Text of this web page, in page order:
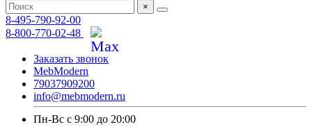
×
8-495-790-92-00
8-800-770-02-48
Заказать звонок
MebModern
79037909200
info@mebmodern.ru
Пн-Вс с 9:00 до 20:00